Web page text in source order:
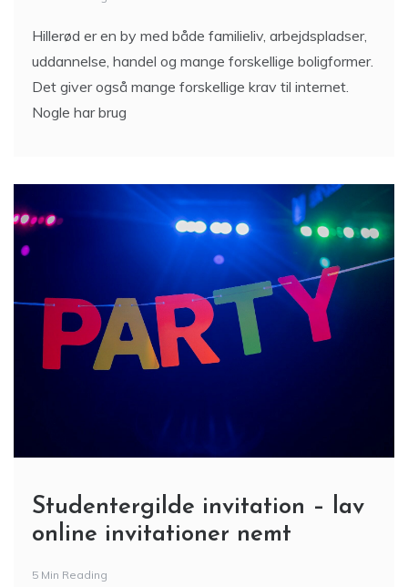
Hillerød er en by med både familieliv, arbejdspladser,
uddannelse, handel og mange forskellige boligformer.
Det giver også mange forskellige krav til internet.
Nogle har brug
Studentergilde invitation – lav
online invitationer nemt
5 Min Reading